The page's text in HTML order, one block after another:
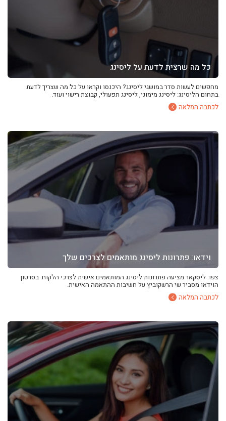
כל מה שרצית לדעת על ליסינג
מחפשים לעשות סדר במושגי ליסינג? היכנסו וקראו על כל מה שצריך לדעת
בתחום הליסינג: ליסינג מימוני, ליסינג תפעולי, קבוצת רישוי ועוד.
לכתבה המלאה
וידאו: פתרונות ליסינג מותאמים לצרכים שלך
צפו: ליסקאר מציעה פתרונות ליסינג המותאמים אישית לצרכי הלקוח. בסרטון
הוידאו מסביר שי הרשקוביץ על חשיבות ההתאמה האישית.
לכתבה המלאה